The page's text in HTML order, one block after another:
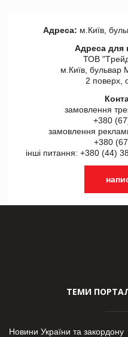
Адреса: м.Київ,
Адреса для
ТОВ
м.Київ, бульвар
2 поверх,
замовлення
+380
замовлення
+380
інші питання: +380 (44)
ТЕМИ
Новини України та закордону